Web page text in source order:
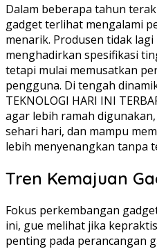
Dalam beberapa tahun
gadget terlihat mengalami
menarik. Produsen tidak
menghadirkan spesifikasi
tetapi mulai memusatkan
pengguna. Di tengah
TEKNOLOGI HARI INI
agar lebih ramah
sehari hari, dan mampu
lebih menyenangkan tanpa
Tren Kemajuan
Fokus perkembangan
ini, gue melihat jika
penting pada perancangan